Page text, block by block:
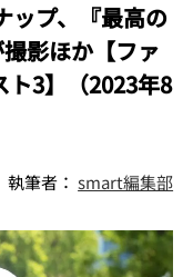
ップ、『最高の
影ほか【ファ
ト3】（2023年8
執筆者：smart編集部